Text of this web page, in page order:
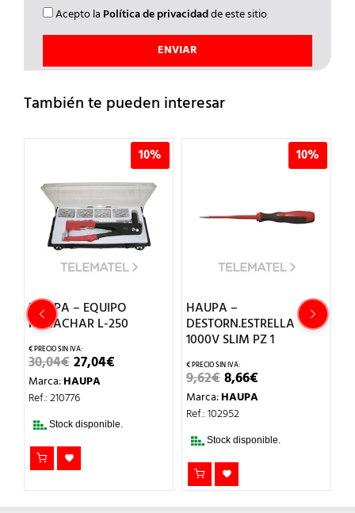
Acepto la Política de privacidadde este sitio
También te pueden interesar
10%
HAUPA – EQUIPO
REMACHAR L-250
30,04€EL
PRECIO
ORIGINAL
ERA:
27,04€
Marca:HAUPA
Ref.: 210776
Stock disponible.
10%
HAUPA –
DESTORN.ESTRELLA
1000V SLIM PZ 1
9,62€EL
PRECIO
ORIGINAL
ERA:
8,66€
ACTUAL
Marca:HAUPA
Ref.: 102952
Stock disponible.